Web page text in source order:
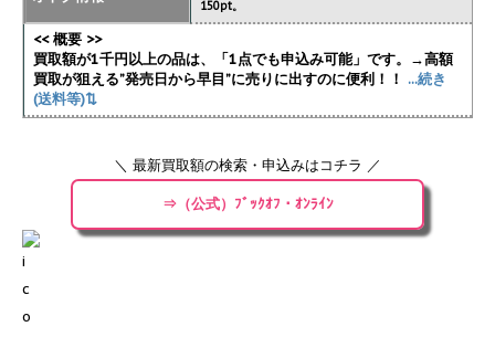
150pt。
<< 概要 >>
買取額が1千円以上の品は、「1点でも申込み可能」です。→高額
買取が狙える”発売日から早目”に売りに出すのに便利！！ ...続き
(送料等)⇅
＼ 最新買取額の検索・申込みはコチラ ／
⇒（公式）ﾌﾞｯｸｵﾌ・ｵﾝﾗｲﾝ